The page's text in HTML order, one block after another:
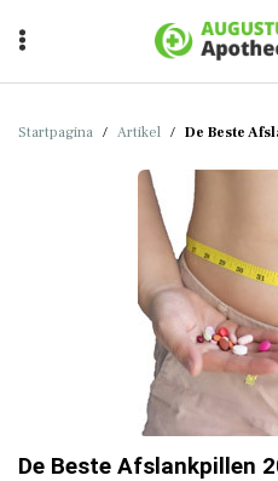
Startpagina / Artikel / De Beste
De Beste Afslankpillen